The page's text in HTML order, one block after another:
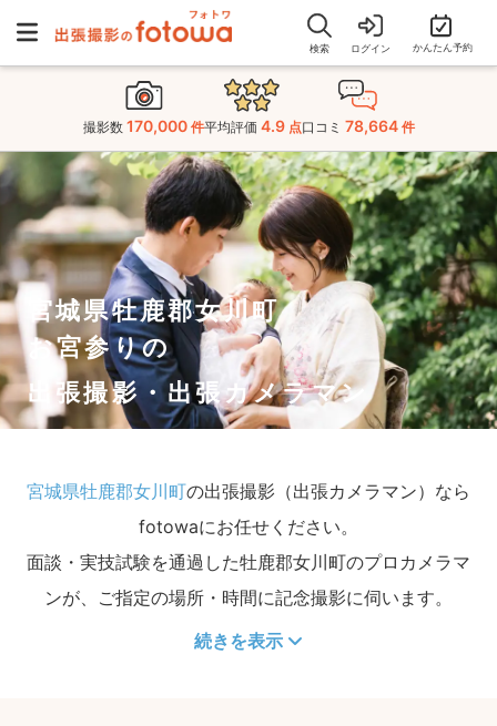
検索 ログイン かんたん予約
撮影数 170,000 件平均評価 4.9 点口コミ 78,664 件
宮城県牡鹿郡女川町
お宮参りの
出張撮影・出張カメラマン
宮城県牡鹿郡女川町の出張撮影（出張カメラマン）なら
fotowaにお任せください。
面談・実技試験を通過した牡鹿郡女川町のプロカメラマ
ンが、ご指定の場所・時間に記念撮影に伺います。
続きを表示